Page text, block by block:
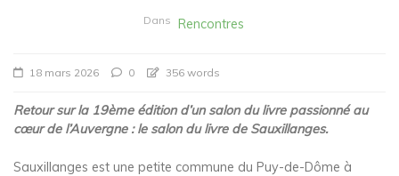
Dans Rencontres
18 mars 2026 0 356 words
Retour sur la 19ème édition d’un salon du livre passionné au
cœur de l’Auvergne : le salon du livre de Sauxillanges.
Sauxillanges est une petite commune du Puy-de-Dôme à